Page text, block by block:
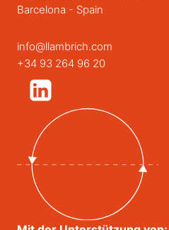
Barcelona - Spain
info@llambrich.com
+34 93 264 96 20